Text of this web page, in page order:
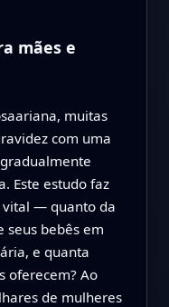
mães e
muitas
com uma
Este estudo faz
vital — quanto da
seus bebês em
e quanta
oferecem? Ao
de mulheres